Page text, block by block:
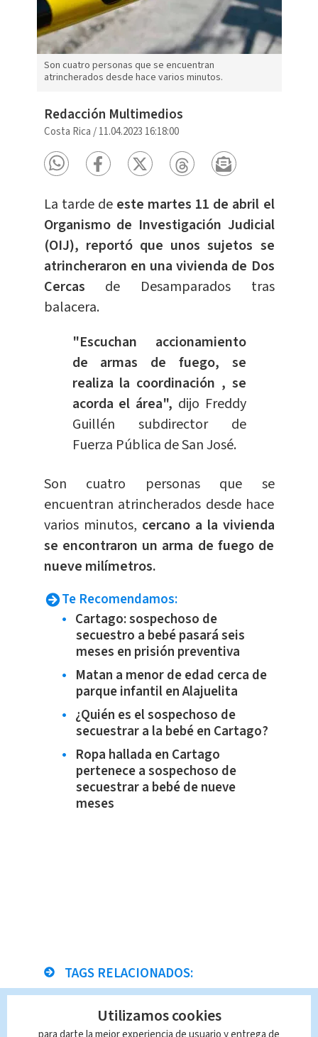
Son cuatro personas que se encuentran
atrincherados desde hace varios minutos.
Redacción Multimedios
Costa Rica /11.04.2023 16:18:00
La tarde de este martes 11 de abril el
Organismo de Investigación Judicial
(OIJ), reportó que unos sujetos se
atrincheraron en una vivienda de Dos
Cercas de Desamparados tras
balacera.
"Escuchan accionamiento
de armas de fuego, se
realiza la coordinación , se
acorda el área", dijo Freddy
Guillén subdirector de
Fuerza Pública de San José.
Son cuatro personas que se
encuentran atrincherados desde hace
varios minutos, cercano a la vivienda
se encontraron un arma de fuego de
nueve milímetros.
Te Recomendamos:
Cartago: sospechoso de
secuestro a bebé pasará seis
meses en prisión preventiva
Matan a menor de edad cerca de
parque infantil en Alajuelita
¿Quién es el sospechoso de
secuestrar a la bebé en Cartago?
Ropa hallada en Cartago
pertenece a sospechoso de
secuestrar a bebé de nueve
meses
TAGS RELACIONADOS:
Desamparados
Utilizamos cookies